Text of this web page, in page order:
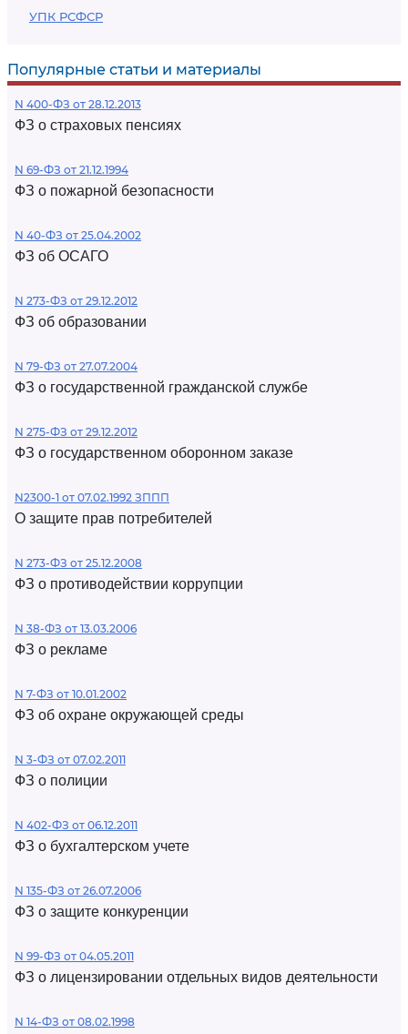
УПК РСФСР
Популярные статьи и материалы
N 400-ФЗ от 28.12.2013
ФЗ о страховых пенсиях
N 69-ФЗ от 21.12.1994
ФЗ о пожарной безопасности
N 40-ФЗ от 25.04.2002
ФЗ об ОСАГО
N 273-ФЗ от 29.12.2012
ФЗ об образовании
N 79-ФЗ от 27.07.2004
ФЗ о государственной гражданской службе
N 275-ФЗ от 29.12.2012
ФЗ о государственном оборонном заказе
N2300-1 от 07.02.1992 ЗППП
О защите прав потребителей
N 273-ФЗ от 25.12.2008
ФЗ о противодействии коррупции
N 38-ФЗ от 13.03.2006
ФЗ о рекламе
N 7-ФЗ от 10.01.2002
ФЗ об охране окружающей среды
N 3-ФЗ от 07.02.2011
ФЗ о полиции
N 402-ФЗ от 06.12.2011
ФЗ о бухгалтерском учете
N 135-ФЗ от 26.07.2006
ФЗ о защите конкуренции
N 99-ФЗ от 04.05.2011
ФЗ о лицензировании отдельных видов деятельности
N 14-ФЗ от 08.02.1998